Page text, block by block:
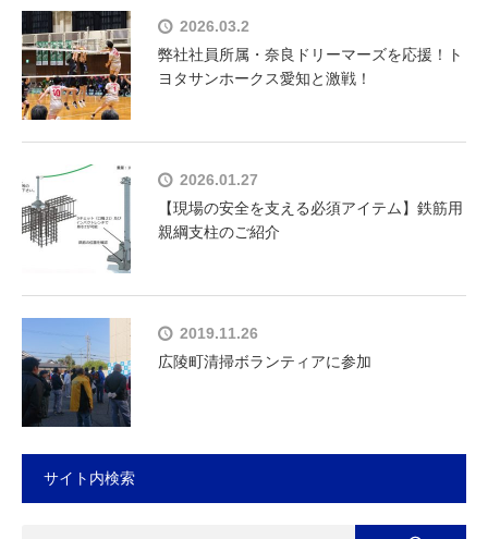
2026.03.2
弊社社員所属・奈良ドリーマーズを応援！ト
ヨタサンホークス愛知と激戦！
2026.01.27
【現場の安全を支える必須アイテム】鉄筋用
親綱支柱のご紹介
2019.11.26
広陵町清掃ボランティアに参加
サイト内検索